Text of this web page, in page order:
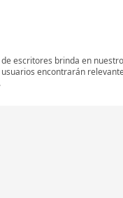
escritores brinda en
encontrarán